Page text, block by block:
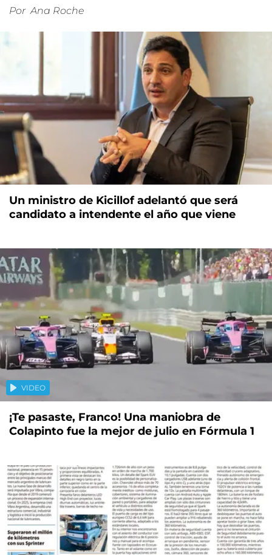
Por Ana Roche
Un ministro de Kicillof adelantó que será
candidato a intendente el año que viene
VIDEO
¡Te pasaste, Franco! Una maniobra de
Colapinto fue la mejor de julio en Fórmula 1